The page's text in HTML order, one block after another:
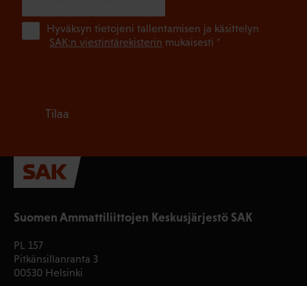
Suomen Ammattiliittojen Keskusjärjestö SAK
PL 157
Pitkänsillanranta 3
00530 Helsinki
Hyväksyn tietojeni tallentamisen ja käsittelyn
SAK:n viestintärekisterin mukaisesti *
Tilaa